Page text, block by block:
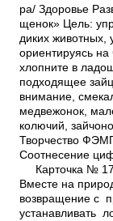
ра/ Здоровье
щенок» Цель:
диких животных,
ориентируясь
хлопните в
подходящее
внимание,
медвежонок,
колючий,
Творчество
Соотнесение
Карточка № 17
Вместе на
возвращение с
устанавливать